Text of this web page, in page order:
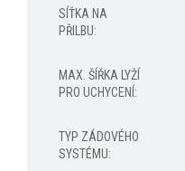
SÍŤKA NA
PŘILBU:
MAX. ŠÍŘKA LYŽÍ
PRO UCHYCENÍ :
TYP ZÁDOVÉHO
SYSTÉMU: